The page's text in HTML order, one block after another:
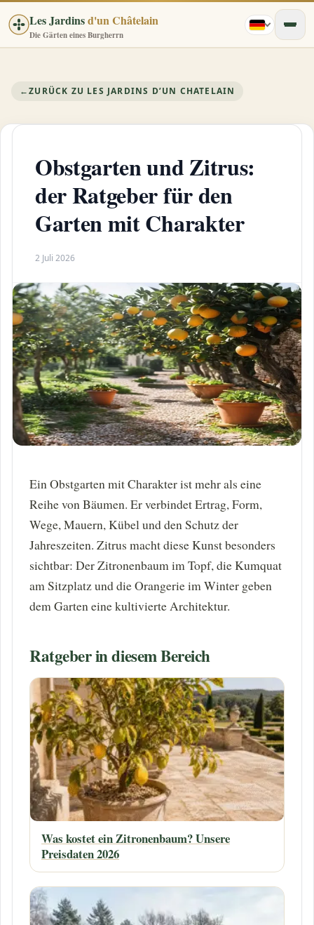
Les Jardinsd'un Châtelain
Die Gärten eines Burgherrn
←ZURÜCK ZU LES JARDINS D’UN CHATELAIN
Obstgarten und Zitrus:
der Ratgeber für den
Garten mit Charakter
2 Juli 2026
Ein Obstgarten mit Charakter ist mehr als eine
Reihe von Bäumen. Er verbindet Ertrag, Form,
Wege, Mauern, Kübel und den Schutz der
Jahreszeiten. Zitrus macht diese Kunst besonders
sichtbar: Der Zitronenbaum im Topf, die Kumquat
am Sitzplatz und die Orangerie im Winter geben
dem Garten eine kultivierte Architektur.
Ratgeber in diesem Bereich
Was kostet ein Zitronenbaum? Unsere
Preisdaten 2026